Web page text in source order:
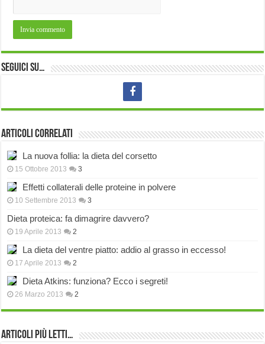
Seguici su…
Articoli correlati
La nuova follia: la dieta del corsetto
15 Ottobre 2013 3
Effetti collaterali delle proteine in polvere
10 Settembre 2013 3
Dieta proteica: fa dimagrire davvero?
19 Aprile 2013 2
La dieta del ventre piatto: addio al grasso in eccesso!
17 Aprile 2013 2
Dieta Atkins: funziona? Ecco i segreti!
26 Marzo 2013 2
Articoli più Letti…